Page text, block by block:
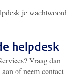
je wachtwoord
helpdesk
Vraag dan
of neem contact